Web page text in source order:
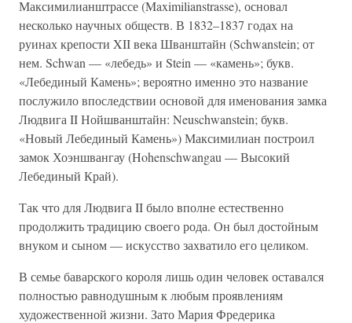
Максимилианштрассе (Maximilianstrasse), основал
несколько научных обществ. В 1832–1837 годах на
руинах крепости XII века Шванштайн (Schwanstein; от
нем. Schwan — «лебедь» и Stein — «камень»; букв.
«Лебединый Камень»; вероятно именно это название
послужило впоследствии основой для именования замка
Людвига II Нойшванштайн: Neuschwanstein; букв.
«Новый Лебединый Камень») Максимилиан построил
замок Хоэншвангау (Hohenschwangau — Высокий
Лебединый Край).
Так что для Людвига II было вполне естественно
продолжить традицию своего рода. Он был достойным
внуком и сыном — искусство захватило его целиком.
В семье баварского короля лишь один человек оставался
полностью равнодушным к любым проявлениям
художественной жизни. Зато Мария Фредерика